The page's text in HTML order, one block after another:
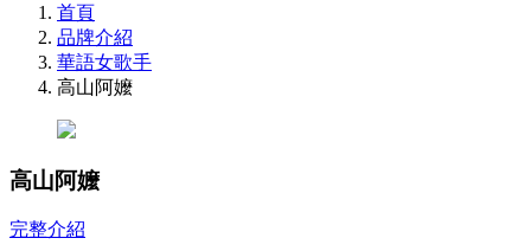
首頁
品牌介紹
華語女歌手
高山阿嬤
高山阿嬤
完整介紹